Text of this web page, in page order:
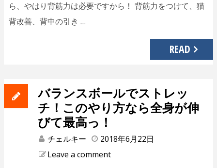
ら、やはり背筋力は必要ですから！ 背筋力をつけて、猫
背改善、背中の引き …
READ
バランスボールでストレッ
チ！このやり方なら全身が伸
びて最高っ！
チェルキー
2018年6月22日
Leave a comment